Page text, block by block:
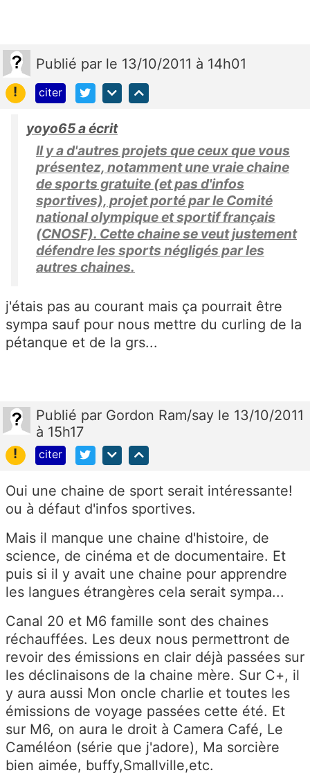
Publié par le 13/10/2011 à 14h01
!
citer
yoyo65 a écrit
Il y a d'autres projets que ceux que vous
présentez, notamment une vraie chaine
de sports gratuite (et pas d'infos
sportives), projet porté par le Comité
national olympique et sportif français
(CNOSF). Cette chaine se veut justement
défendre les sports négligés par les
autres chaines.
j'étais pas au courant mais ça pourrait être
sympa sauf pour nous mettre du curling de la
pétanque et de la grs...
Publié par Gordon Ram/say le 13/10/2011
à 15h17
!
citer
Oui une chaine de sport serait intéressante!
ou à défaut d'infos sportives.
Mais il manque une chaine d'histoire, de
science, de cinéma et de documentaire. Et
puis si il y avait une chaine pour apprendre
les langues étrangères cela serait sympa...
Canal 20 et M6 famille sont des chaines
réchauffées. Les deux nous permettront de
revoir des émissions en clair déjà passées sur
les déclinaisons de la chaine mère. Sur C+, il
y aura aussi Mon oncle charlie et toutes les
émissions de voyage passées cette été. Et
sur M6, on aura le droit à Camera Café, Le
Caméléon (série que j'adore), Ma sorcière
bien aimée, buffy,Smallville,etc.